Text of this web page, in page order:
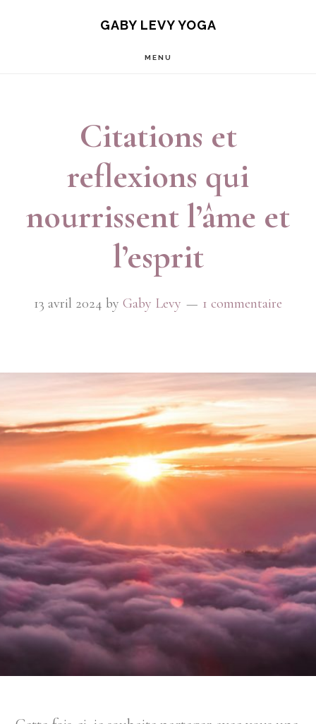
GABY LEVY YOGA
MENU
Citations et
reflexions qui
nourrissent l’âme et
l’esprit
13 avril 2024 by Gaby Levy 1 commentaire